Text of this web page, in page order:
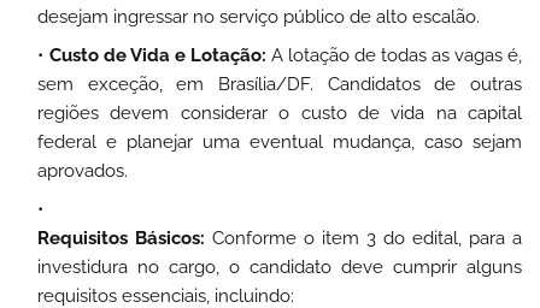
desejam ingressar no serviço público de alto escalão.
Custo de Vida e Lotação: A lotação de todas as vagas é,
sem exceção, em Brasília/DF. Candidatos de outras
regiões devem considerar o custo de vida na capital
federal e planejar uma eventual mudança, caso sejam
aprovados.
Requisitos Básicos: Conforme o item 3 do edital, para a
investidura no cargo, o candidato deve cumprir alguns
requisitos essenciais, incluindo: